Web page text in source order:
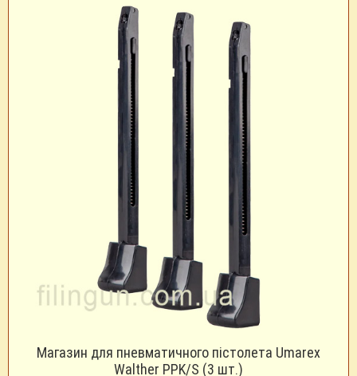
Магазин для пневматичного пістолета Umarex
Walther PPK/S (3 шт.)